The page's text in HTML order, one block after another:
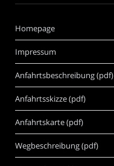
Homepage
Impressum
Anfahrtsbeschreibung (pdf)
Anfahrtsskizze (pdf)
Anfahrtskarte (pdf)
Wegbeschreibung (pdf)